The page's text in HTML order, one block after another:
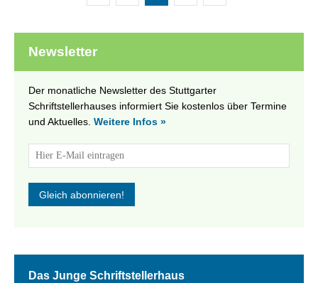
Newsletter
Der monatliche Newsletter des Stuttgarter
Schriftstellerhauses informiert Sie kostenlos über Termine
und Aktuelles. Weitere Infos »
Das Junge Schriftstellerhaus